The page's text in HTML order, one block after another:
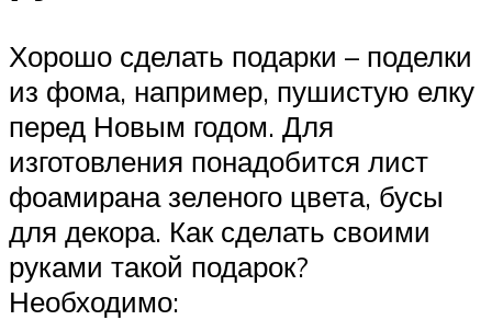
Хорошо сделать подарки – поделки
из фома, например, пушистую елку
перед Новым годом. Для
изготовления понадобится лист
фоамирана зеленого цвета, бусы
для декора. Как сделать своими
руками такой подарок?
Необходимо: